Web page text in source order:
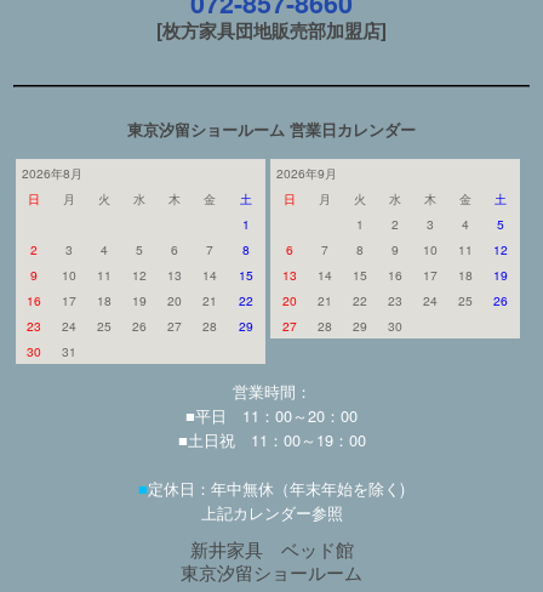
[枚方家具団地販売部加盟店]
東京汐留ショールーム 営業日カレンダー
2026年8月
日
月 火 水 木 金
土
1
2
3 4 5 6 7
8
9
10 11 12 13 14
15
16
17 18 19 20 21
22
23
24 25 26 27 28
29
30
31
2026年9月
日
月 火 水 木 金
土
1
2 3 4
5
6
7 8 9 10 11
12
13
14 15 16 17 18
19
20
21 22 23 24 25
26
27
28 29 30
営業時間：
■平日 11：00～20：00
■土日祝 11：00～19：00
■定休日：年中無休（年末年始を除く)
上記カレンダー参照
新井家具 ベッド館
東京汐留ショールーム